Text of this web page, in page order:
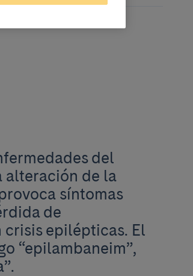
del
alteración de la
síntomas
de
epilépticas. El
“epilambaneim”,